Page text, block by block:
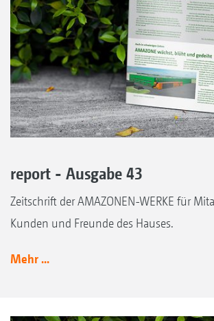
report - Ausgabe 43
Zeitschrift der AMAZONEN-WERKE für
Kunden und Freunde des Hauses.
Mehr ...